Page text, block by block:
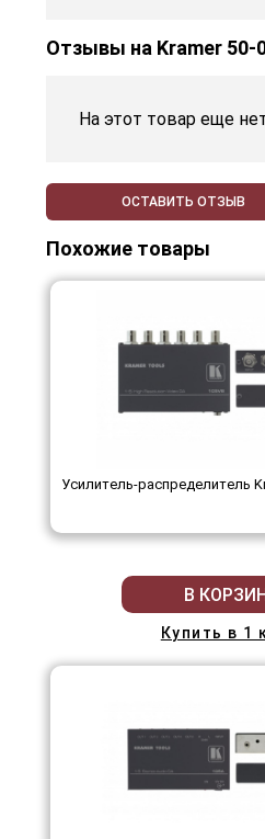
Отзывы на Kramer 50-
На этот товар еще
ОСТАВИТЬ ОТЗЫВ
Похожие товары
Усилитель-распределитель
В
Купить в 1